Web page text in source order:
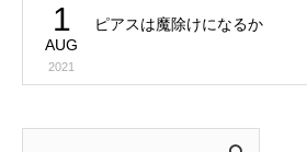
1
AUG
2021
ピアスは魔除けになるか